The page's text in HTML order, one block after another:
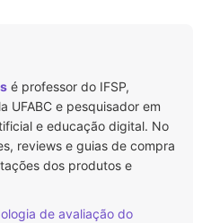
é professor do IFSP,
UFABC e pesquisador em
e educação digital. No
reviews e guias de compra
dos produtos e
de avaliação do